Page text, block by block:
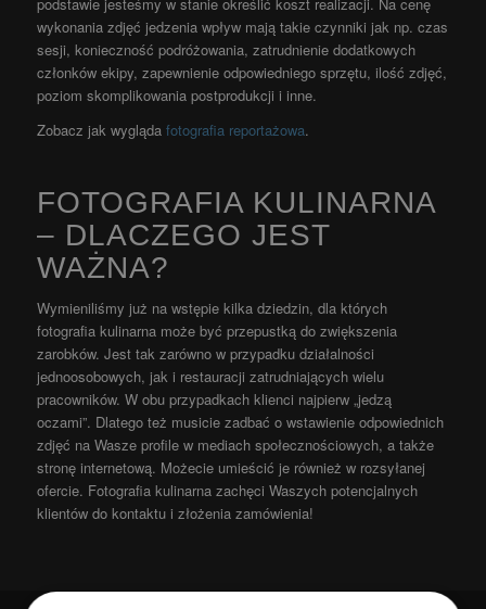
wykonania zdjęć jedzenia wpływ mają takie czynniki jak np. czas
sesji, konieczność podróżowania, zatrudnienie dodatkowych
członków ekipy, zapewnienie odpowiedniego sprzętu, ilość zdjęć,
poziom skomplikowania postprodukcji i inne.
Zobacz jak wygląda fotografia reportażowa.
FOTOGRAFIA KULINARNA
– DLACZEGO JEST
WAŻNA?
Wymieniliśmy już na wstępie kilka dziedzin, dla których
fotografia kulinarna może być przepustką do zwiększenia
zarobków. Jest tak zarówno w przypadku działalności
jednoosobowych, jak i restauracji zatrudniających wielu
pracowników. W obu przypadkach klienci najpierw „jedzą
oczami”. Dlatego też musicie zadbać o wstawienie odpowiednich
zdjęć na Wasze profile w mediach społecznościowych, a także
stronę internetową. Możecie umieścić je również w rozsyłanej
ofercie. Fotografia kulinarna zachęci Waszych potencjalnych
klientów do kontaktu i złożenia zamówienia!